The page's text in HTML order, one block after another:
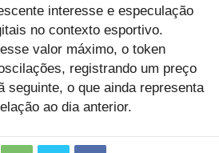
interesse e especulação
no contexto esportivo.
valor máximo, o token
registrando um preço
seguinte, o que ainda representa
ao dia anterior.